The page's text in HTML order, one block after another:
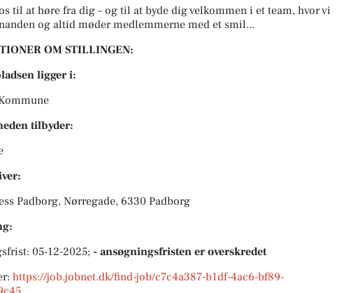
til at høre fra dig – og til at byde dig velkommen i et team, hvor vi
og altid møder medlemmerne med et smil...
OM STILLINGEN:
ligger i:
tilbyder:
Padborg, Nørregade, 6330 Padborg
05-12-2025; - ansøgningsfristen er overskredet
https://job.jobnet.dk/find-job/c7c4a387-b1df-4ac6-bf89-